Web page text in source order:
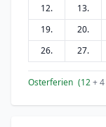
12.
13.
19.
20.
26.
27.
Osterferien (12+ 4